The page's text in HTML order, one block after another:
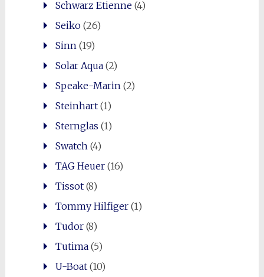
Schwarz Etienne(4)
Seiko(26)
Sinn (19)
Solar Aqua(2)
Speake-Marin (2)
Steinhart(1)
Sternglas (1)
Swatch (4)
TAG Heuer(16)
Tissot(8)
Tommy Hilfiger(1)
Tudor(8)
Tutima(5)
U-Boat(10)